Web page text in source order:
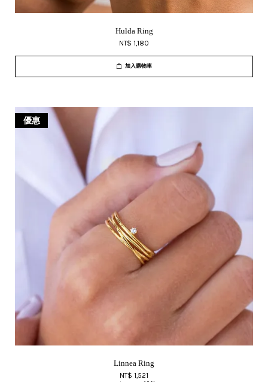
Hulda Ring
NT$ 1,180
加入購物車
優惠
Linnea Ring
NT$ 1,521